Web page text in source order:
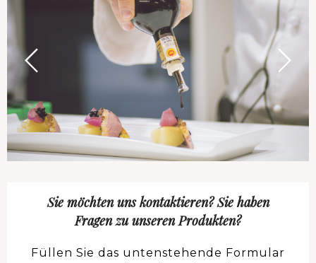
Sie möchten uns kontaktieren? Sie haben
Fragen zu unseren Produkten?
Füllen Sie das untenstehende Formular